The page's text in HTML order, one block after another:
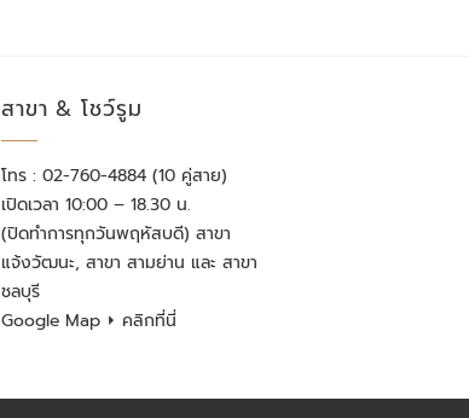
สาขา & โชว์รูม
โทร : 02-760-4884 (10 คู่สาย)
เปิดเวลา 10:00 – 18.30 น.
(ปิดทำการทุกวันพฤหัสบดี) สาขา
แจ้งวัฒนะ, สาขา สามย่าน และ สาขา
ชลบุรี
Google Map ⏵ คลิกที่นี่